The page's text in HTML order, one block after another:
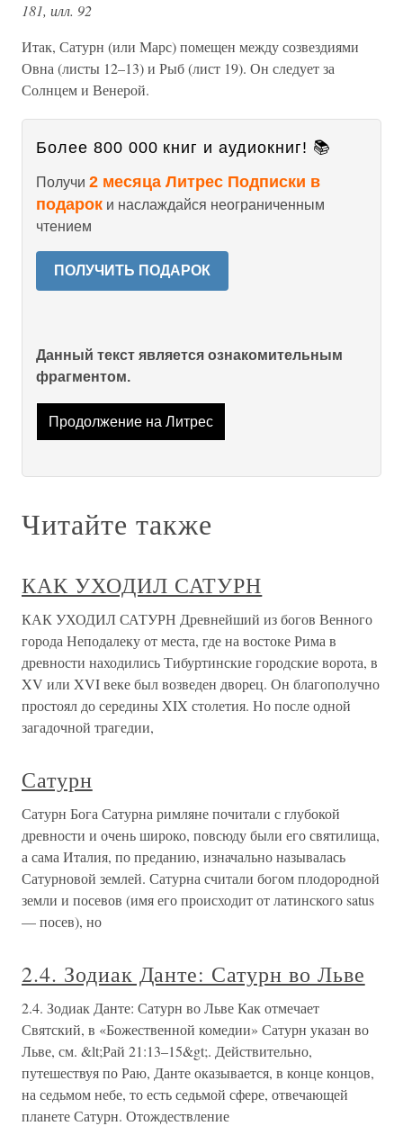
181, илл. 92
Итак, Сатурн (или Марс) помещен между созвездиями
Овна (листы 12–13) и Рыб (лист 19). Он следует за
Солнцем и Венерой.
Более 800 000 книг и аудиокниг! 📚
Получи 2 месяца Литрес Подписки в
подарок и наслаждайся неограниченным
чтением
ПОЛУЧИТЬ ПОДАРОК
Данный текст является ознакомительным
фрагментом.
Продолжение на Литрес
Читайте также
КАК УХОДИЛ САТУРН
КАК УХОДИЛ САТУРН Древнейший из богов Венного
города Неподалеку от места, где на востоке Рима в
древности находились Тибуртинские городские ворота, в
XV или XVI веке был возведен дворец. Он благополучно
простоял до середины XIX столетия. Но после одной
загадочной трагедии,
Сатурн
Сатурн Бога Сатурна римляне почитали с глубокой
древности и очень широко, повсюду были его святилища,
а сама Италия, по преданию, изначально называлась
Сатурновой землей. Сатурна считали богом плодородной
земли и посевов (имя его происходит от латинского satus
— посев), но
2.4. Зодиак Данте: Сатурн во Льве
2.4. Зодиак Данте: Сатурн во Льве Как отмечает
Святский, в «Божественной комедии» Сатурн указан во
Льве, см. &lt;Рай 21:13–15&gt;. Действительно,
путешествуя по Раю, Данте оказывается, в конце концов,
на седьмом небе, то есть седьмой сфере, отвечающей
планете Сатурн. Отождествление